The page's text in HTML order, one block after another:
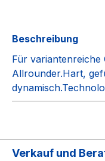
Beschreibung
Für variantenreiche
Allrounder.Hart,
Verkauf und